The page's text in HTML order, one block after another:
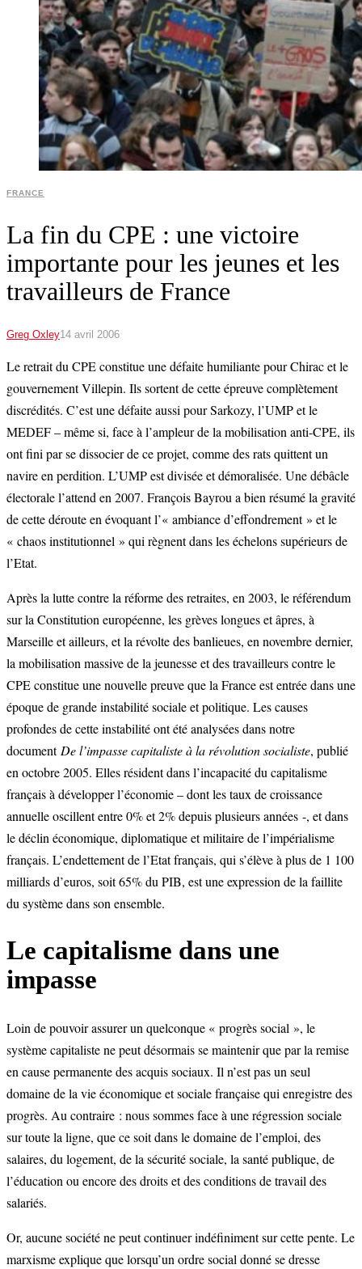
FRANCE
La fin du CPE : une victoire
importante pour les jeunes et les
travailleurs de France
Greg Oxley14 avril 2006
Le retrait du CPE constitue une défaite humiliante pour Chirac et le
gouvernement Villepin. Ils sortent de cette épreuve complètement
discrédités. C’est une défaite aussi pour Sarkozy, l’UMP et le
MEDEF – même si, face à l’ampleur de la mobilisation anti-CPE, ils
ont fini par se dissocier de ce projet, comme des rats quittent un
navire en perdition. L’UMP est divisée et démoralisée. Une débâcle
électorale l’attend en 2007. François Bayrou a bien résumé la gravité
de cette déroute en évoquant l’« ambiance d’effondrement » et le
« chaos institutionnel » qui règnent dans les échelons supérieurs de
l’Etat.
Après la lutte contre la réforme des retraites, en 2003, le référendum
sur la Constitution européenne, les grèves longues et âpres, à
Marseille et ailleurs, et la révolte des banlieues, en novembre dernier,
la mobilisation massive de la jeunesse et des travailleurs contre le
CPE constitue une nouvelle preuve que la France est entrée dans une
époque de grande instabilité sociale et politique. Les causes
profondes de cette instabilité ont été analysées dans notre
document De l’impasse capitaliste à la révolution socialiste, publié
en octobre 2005. Elles résident dans l’incapacité du capitalisme
français à développer l’économie – dont les taux de croissance
annuelle oscillent entre 0% et 2% depuis plusieurs années -, et dans
le déclin économique, diplomatique et militaire de l’impérialisme
français. L’endettement de l’Etat français, qui s’élève à plus de 1 100
milliards d’euros, soit 65% du PIB, est une expression de la faillite
du système dans son ensemble.
Le capitalisme dans une
impasse
Loin de pouvoir assurer un quelconque « progrès social », le
système capitaliste ne peut désormais se maintenir que par la remise
en cause permanente des acquis sociaux. Il n’est pas un seul
domaine de la vie économique et sociale française qui enregistre des
progrès. Au contraire : nous sommes face à une régression sociale
sur toute la ligne, que ce soit dans le domaine de l’emploi, des
salaires, du logement, de la sécurité sociale, la santé publique, de
l’éducation ou encore des droits et des conditions de travail des
salariés.
Or, aucune société ne peut continuer indéfiniment sur cette pente. Le
marxisme explique que lorsqu’un ordre social donné se dresse